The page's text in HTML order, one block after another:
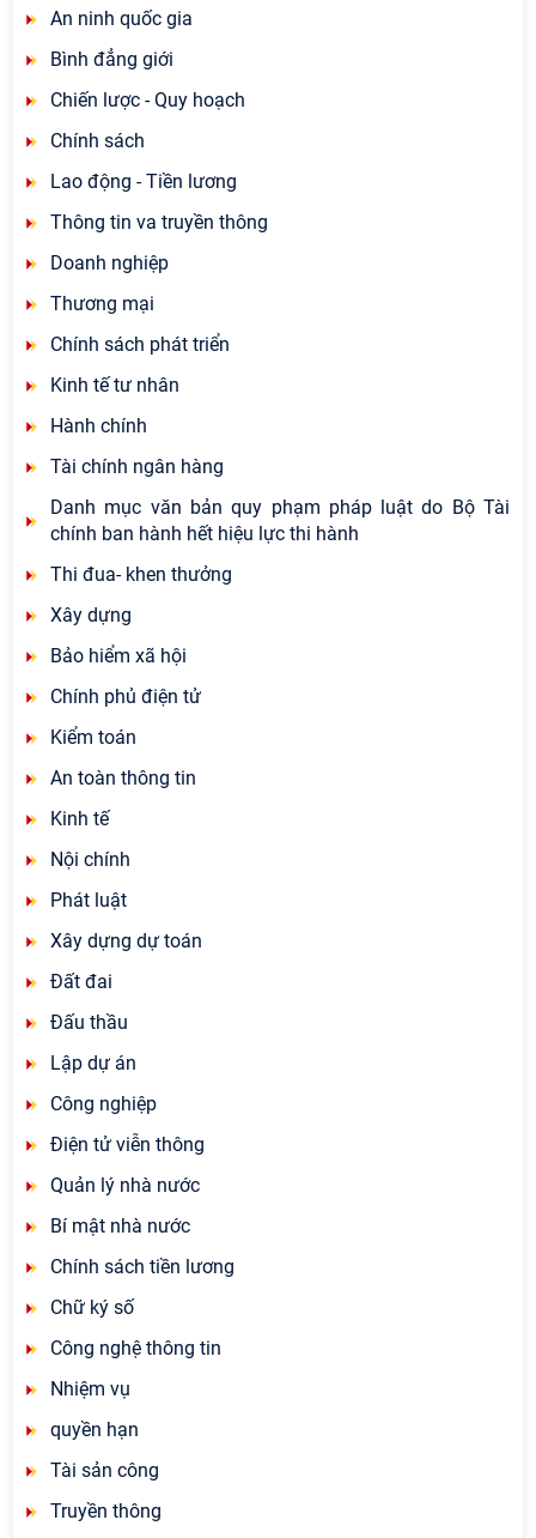
An ninh quốc gia
Bình đẳng giới
Chiến lược - Quy hoạch
Chính sách
Lao động - Tiền lương
Thông tin va truyền thông
Doanh nghiệp
Thương mại
Chính sách phát triển
Kinh tế tư nhân
Hành chính
Tài chính ngân hàng
Danh mục văn bản quy phạm pháp luật do Bộ Tài
chính ban hành hết hiệu lực thi hành
Thi đua- khen thưởng
Xây dựng
Bảo hiểm xã hội
Chính phủ điện tử
Kiểm toán
An toàn thông tin
Kinh tế
Nội chính
Phát luật
Xây dựng dự toán
Đất đai
Đấu thầu
Lập dự án
Công nghiệp
Điện tử viễn thông
Quản lý nhà nước
Bí mật nhà nước
Chính sách tiền lương
Chữ ký số
Công nghệ thông tin
Nhiệm vụ
quyền hạn
Tài sản công
Truyền thông